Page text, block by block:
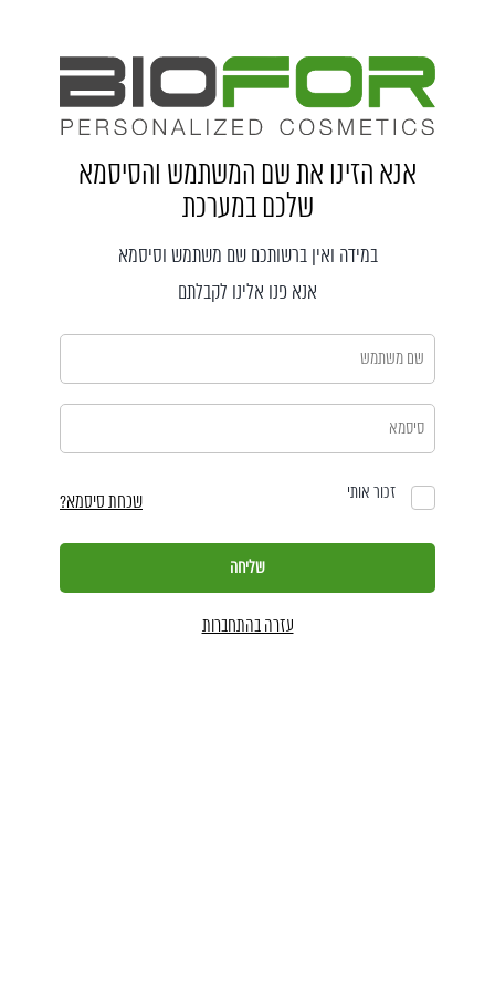
אנא הזינו את שם המשתמש והסיסמא
שלכם במערכת
במידה ואין ברשותכם שם משתמש וסיסמא
אנא פנו אלינו לקבלתם
זכור אותי שכחת סיסמא?
עזרה בהתחברות